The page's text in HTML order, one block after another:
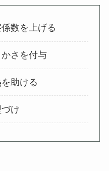
数を上げる
さを付与
助ける
け